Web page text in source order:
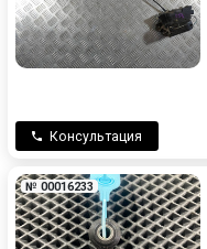
Консультация
№ 00016233